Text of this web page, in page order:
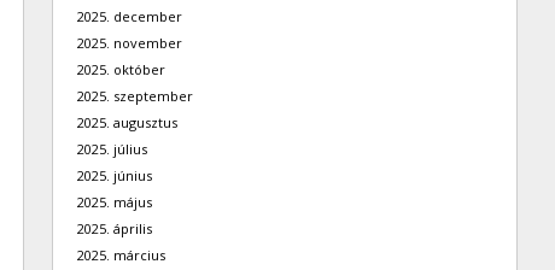
2025. december
2025. november
2025. október
2025. szeptember
2025. augusztus
2025. július
2025. június
2025. május
2025. április
2025. március